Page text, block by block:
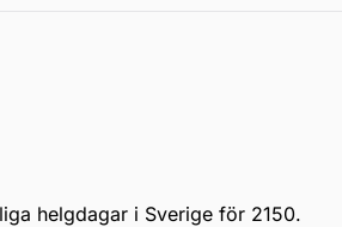
helgdagar i Sverige för 2150.